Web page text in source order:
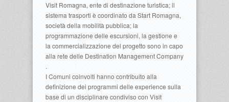
Visit Romagna, ente di destinazione turistica; il
sistema trasporti è coordinato da Start Romagna,
società della mobilità pubblica; la
programmazione delle escursioni, la gestione e
la commercializzazione del progetto sono in capo
alla rete delle Destination Management Company
.
I Comuni coinvolti hanno contribuito alla
definizione dei programmi delle experience sulla
base di un disciplinare condiviso con Visit